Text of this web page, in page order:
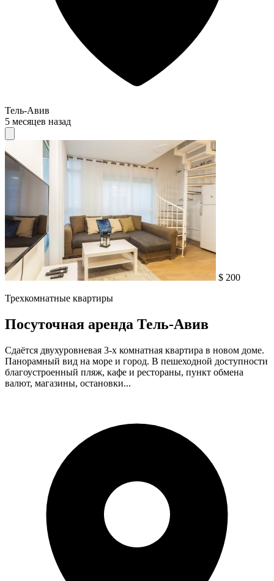
Тель-Авив
5 месяцев назад
$ 200
Трехкомнатные квартиры
Посуточная аренда Тель-Авив
Сдаётся двухуровневая 3-х комнатная квартира в новом доме.
Панорамный вид на море и город. В пешеходной доступности
благоустроенный пляж, кафе и рестораны, пункт обмена
валют, магазины, остановки...